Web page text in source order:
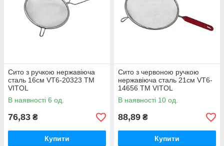
Сито з ручкою нержавіюча
сталь 16см VT6-20323 ТМ
VITOL
В наявності 6 од.
76,83 ₴
Купити
Сито з червоною ручкою
нержавіюча сталь 21см VT6-
14656 ТМ VITOL
В наявності 10 од.
88,89 ₴
Купити